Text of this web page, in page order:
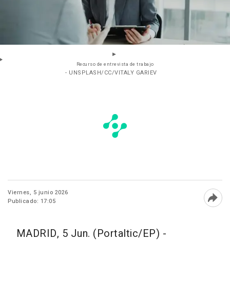
Recurso de entrevista de trabajo
- UNSPLASH/CC/VITALY GARIEV
Viernes, 5 junio 2026
Publicado: 17:05
MADRID, 5 Jun. (Portaltic/EP) -